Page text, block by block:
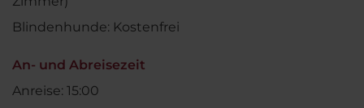
Blindenhunde: Kostenfrei
An- und Abreisezeit
Anreise: 15:00